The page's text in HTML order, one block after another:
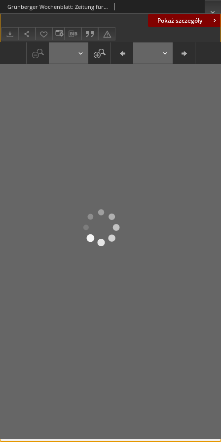
Pokaż szczegóły
Grünberger Wochenblatt: Zeitung für Stadt und Land, No. 85. (10. April 1935)